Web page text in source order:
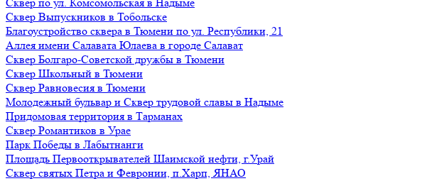
Сквер Выпускников в Тобольске
Благоустройство сквера в Тюмени по ул. Республики, 21
Аллея имени Салавата Юлаева в городе Салават
Сквер Болгаро-Советской дружбы в Тюмени
Сквер Школьный в Тюмени
Сквер Равновесия в Тюмени
Молодежный бульвар и Сквер трудовой славы в Надыме
Придомовая территория в Тарманах
Сквер Романтиков в Урае
Парк Победы в Лабытнанги
Площадь Первооткрывателей Шаимской нефти, г.Урай
Сквер святых Петра и Февронии, п.Харп, ЯНАО